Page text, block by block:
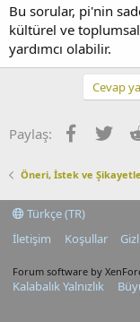
Bu sorular, pi'nin
kültürel ve
yardımcı olabilir.
Cevap
Paylaş: Facebook
Öneri, İstek ve
Türkçe (TR)
İletişim
Koşullar
Forum software by
Kalabalık Yalnızlık